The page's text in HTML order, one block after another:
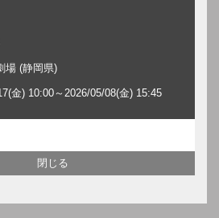
場 (静岡県)
金) 10:00～2026/05/08(金) 15:45